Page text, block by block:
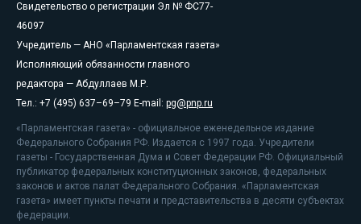
Свидетельство о регистрации Эл № ФС77-
46097
Учредитель — АНО «Парламентская газета»
Исполняющий обязанности главного
редактора — Абдуллаев М.Р.
Тел.: +7 (495) 637–69–79 E-mail: pg@pnp.ru
«Парламентская газета» - официальное еженедельное издание
Федерального Собрания РФ. Издается с 1997 года. Учредители
газеты - Государственная Дума и Совет Федерации РФ. Официальный
публикатор федеральных конституционных законов, федеральных
законов и актов палат Федерального Собрания. «Парламентская
газета» имеет пункты печати и представительства в десяти субъектах
федерации.